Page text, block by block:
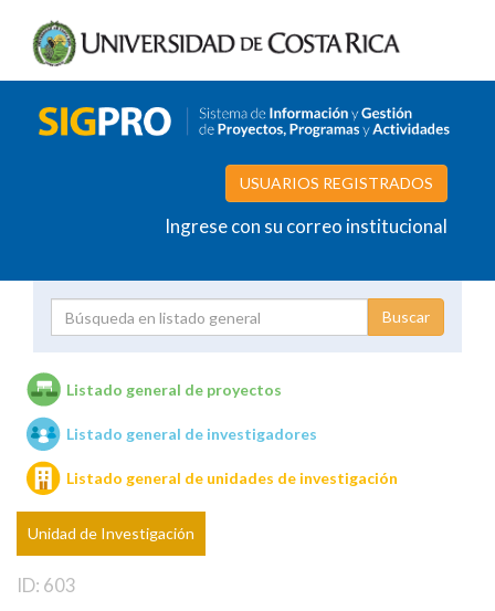
USUARIOS REGISTRADOS
Ingrese con su correo institucional
Unidades de investigación
Listado general de proyectos
Listado general de investigadores
Listado general de unidades de investigación
Unidad de Investigación
ID: 603